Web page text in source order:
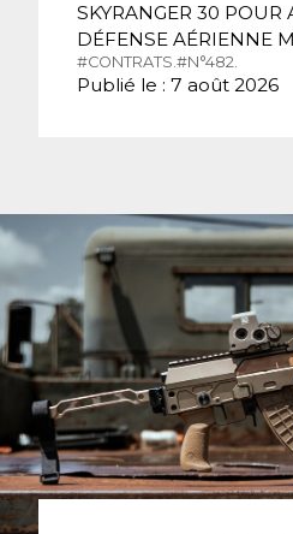
SKYRANGER 30 POUR
DÉFENSE AÉRIENNE
#CONTRATS.#N°482.
Publié le : 7 août 2026